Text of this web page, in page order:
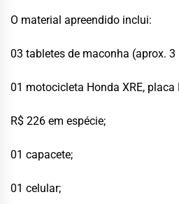
O material apreendido inclui:
03 tabletes de maconha (aprox. 3
01 motocicleta Honda XRE, placa
R$ 226 em espécie;
01 capacete;
01 celular;